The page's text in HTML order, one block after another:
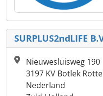
SURPLUS2ndLIFE
Nieuwesluisweg 190
3197 KV Botlek
Nederland